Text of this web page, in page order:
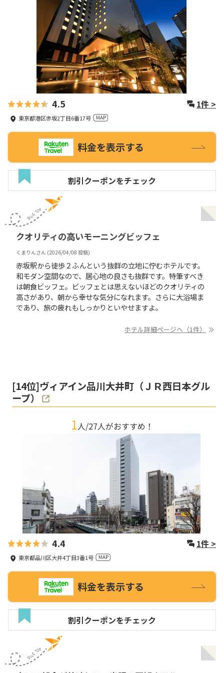
4.5 1件 >
東京都港区赤坂2丁目6番17号
料金を表示する
割引クーポンをチェック
クオリティの高いモーニングビッフェ
くまりんさん (2026/04/08 投稿)
赤坂駅から徒歩２ふんという抜群の立地に佇むホテルです。
和モダン空間なので、居心地の良さも抜群です。特筆すべき
は朝食ビッフェ。ビッフェとは思えないほどのクオリティの
高さがあり、朝から幸せな気分になれます。さらに大浴場ま
であり、旅の疲れもしっかりといやせますよ。
ホテル詳細ページへ（1件）
[14位]ヴィアイン品川大井町（ＪＲ西日本グル
ープ）
1人/27人がおすすめ！
4.4 1件 >
東京都品川区大井4丁目3番1号
料金を表示する
割引クーポンをチェック